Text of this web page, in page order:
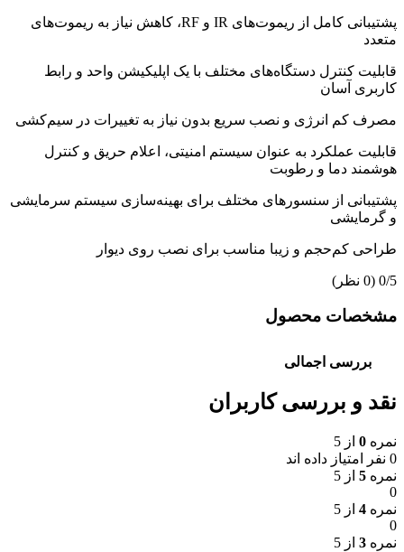
پشتیبانی کامل از ریموت‌های IR و RF، کاهش نیاز به ریموت‌های
متعدد
قابلیت کنترل دستگاه‌های مختلف با یک اپلیکیشن واحد و رابط
کاربری آسان
مصرف کم انرژی و نصب سریع بدون نیاز به تغییرات در سیم‌کشی
قابلیت عملکرد به عنوان سیستم امنیتی، اعلام حریق و کنترل
هوشمند دما و رطوبت
پشتیبانی از سنسورهای مختلف برای بهینه‌سازی سیستم سرمایشی
و گرمایشی
طراحی کم‌حجم و زیبا مناسب برای نصب روی دیوار
‫0/5 ‫(0 نظر)
مشخصات محصول
بررسی اجمالی
نقد و بررسی کاربران
نمره 0 از 5
0 نفر امتیاز داده اند
نمره 5 از 5
0
نمره 4 از 5
0
نمره 3 از 5